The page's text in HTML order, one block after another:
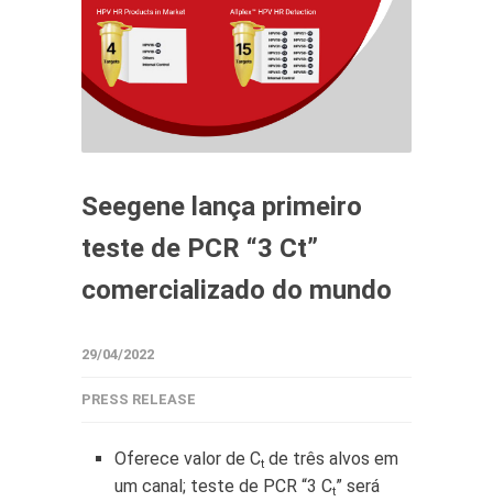
Seegene lança primeiro
teste de PCR “3 Ct”
comercializado do mundo
29/04/2022
PRESS RELEASE
Oferece valor de Ct de três alvos em
um canal; teste de PCR “3 Ct” será